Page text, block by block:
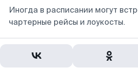
Иногда в расписании могут
чартерные рейсы и лоукосты.